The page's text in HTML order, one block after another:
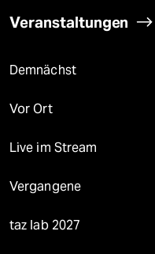
Veranstaltungen
Demnächst
Vor Ort
Live im Stream
Vergangene
taz lab 2027